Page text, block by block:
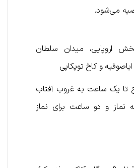
می‌شود.
اروپایی، میدان سلطان
و کاخ توپکاپی
بازدید: ۹صبح تا یک ساعت به غروب آفتاب
نماز و دو ساعت برای نماز